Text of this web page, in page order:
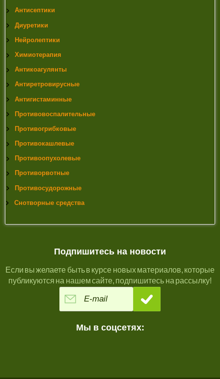
Антисептики
Диуретики
Нейролептики
Химиотерапия
Антикоагулянты
Антиретровирусные
Антигистаминные
Противовоспалительные
Противогрибковые
Противокашлевые
Противоопухолевые
Противорвотные
Противосудорожные
Снотворные средства
Подпишитесь на новости
Если вы желаете быть в курсе новых материалов, которые
публикуются на нашем сайте, подпишитесь на рассылку!
Мы в соцсетях: